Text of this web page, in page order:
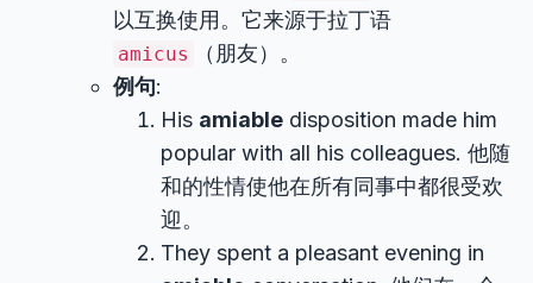
以互换使用。它来源于拉丁语
amicus
（朋友）。
例句:
His amiable disposition made him
popular with all his colleagues. 他随
和的性情使他在所有同事中都很受欢
迎。
They spent a pleasant evening in